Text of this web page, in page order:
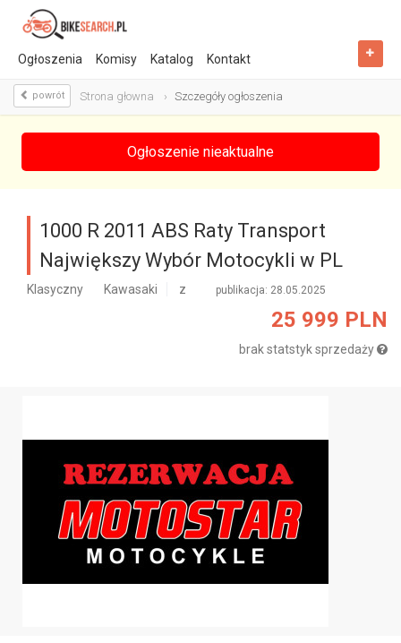
Ogłoszenia Komisy Katalog Kontakt
powrót Strona głowna Szczegóły ogłoszenia
Ogłoszenie nieaktualne
1000 R 2011 ABS Raty Transport
Największy Wybór Motocykli w PL
Klasyczny Kawasaki z publikacja: 28.05.2025
25 999 PLN
brak statstyk sprzedaży